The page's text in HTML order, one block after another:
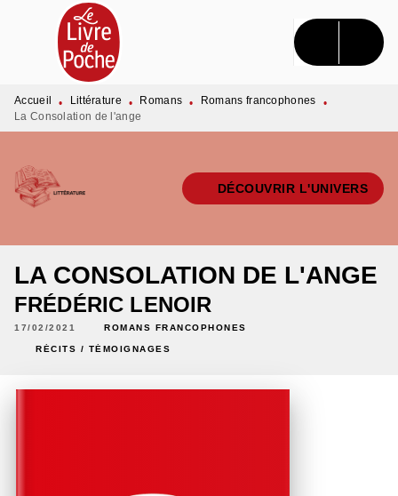
MENU RECHERCHE CONTENU
PIED DE PAGE
Accueil • Littérature • Romans • Romans francophones
•
La Consolation de l'ange
DÉCOUVRIR L'UNIVERS
LA CONSOLATION DE L'ANGE
FRÉDÉRIC LENOIR
17/02/2021 ROMANS FRANCOPHONES
RÉCITS / TÉMOIGNAGES